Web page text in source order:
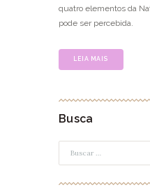
quatro elementos da
pode ser percebida.
LEIA MAIS
Busca